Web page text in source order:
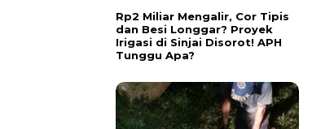
Rp2 Miliar Mengalir, Cor Tipis
dan Besi Longgar? Proyek
Irigasi di Sinjai Disorot! APH
Tunggu Apa?